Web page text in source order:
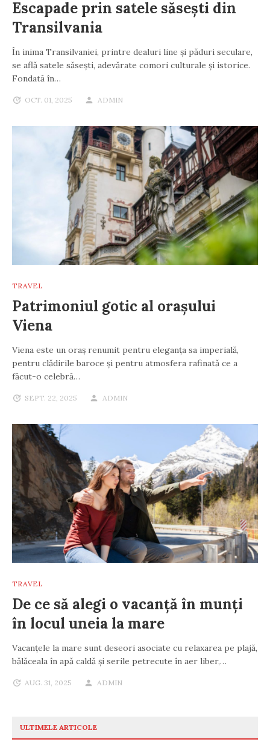
Escapade prin satele săsești din
Transilvania
În inima Transilvaniei, printre dealuri line și păduri seculare,
se află satele săsești, adevărate comori culturale și istorice.
Fondată în…
OCT. 01, 2025 ADMIN
TRAVEL
Patrimoniul gotic al orașului
Viena
Viena este un oraș renumit pentru eleganța sa imperială,
pentru clădirile baroce și pentru atmosfera rafinată ce a
făcut-o celebră…
SEPT. 22, 2025 ADMIN
TRAVEL
De ce să alegi o vacanță în munți
în locul uneia la mare
Vacanțele la mare sunt deseori asociate cu relaxarea pe plajă,
bălăceala în apă caldă și serile petrecute în aer liber,…
AUG. 31, 2025 ADMIN
ULTIMELE ARTICOLE